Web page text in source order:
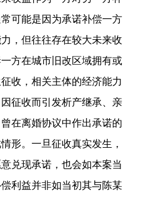
可能是因为承诺补偿一方
，但往往存在较大未来收
方在城市旧改区域拥有或
收，相关主体的经济能力
征收而引发析产继承、亲
在离婚协议中作出承诺的
形。一旦征收真实发生，
兑现承诺，也会如本案当
利益并非如当初其与陈某